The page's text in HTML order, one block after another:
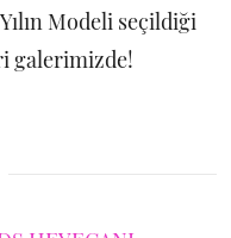
Modeli seçildiği
galerimizde!